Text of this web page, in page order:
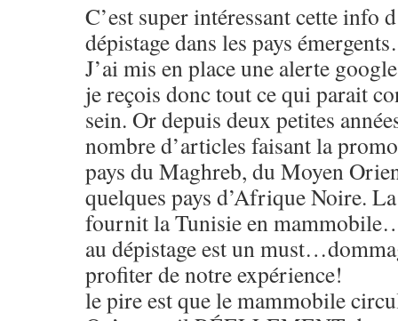
C’est super intéressant cette info
dépistage dans les pays
J’ai mis en place une alerte
je reçois donc tout ce qui parait
sein. Or depuis deux petites
nombre d’articles faisant la
pays du Maghreb, du Moyen
quelques pays d’Afrique Noire.
fournit la Tunisie en
au dépistage est un
profiter de notre expérience!
le pire est que le mammobile